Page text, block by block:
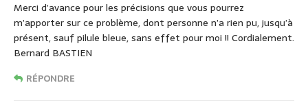
Merci d’avance pour les précisions que vous pourrez
m’apporter sur ce problème, dont personne n’a rien pu, jusqu’à
présent, sauf pilule bleue, sans effet pour moi !! Cordialement.
Bernard BASTIEN
RÉPONDRE